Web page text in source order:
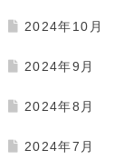
2024年10月
2024年9月
2024年8月
2024年7月